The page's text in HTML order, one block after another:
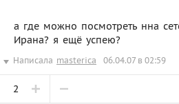
а где можно посмотреть нна
Ирана? я ещё успею?
Написала masterica 06.04.07 в 02:59
2